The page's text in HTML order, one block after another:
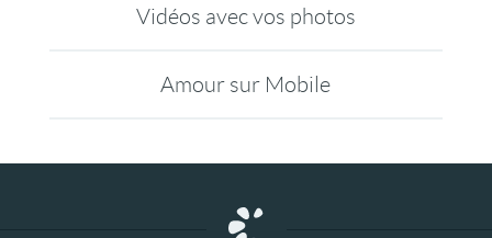
Vidéos avec vos photos
Amour sur Mobile